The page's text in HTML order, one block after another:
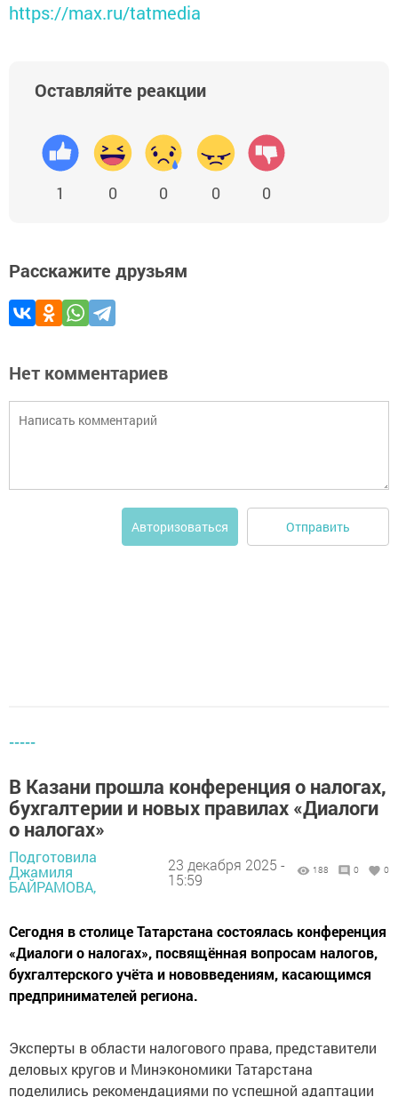
https://max.ru/tatmedia
Оставляйте реакции
1 0 0 0 0
Расскажите друзьям
Нет комментариев
Авторизоваться Отправить
-----
В Казани прошла конференция о налогах,
бухгалтерии и новых правилах «Диалоги
о налогах»
Подготовила
Джамиля
БАЙРАМОВА,
23 декабря 2025 -
15:59
188 0 0
Сегодня в столице Татарстана состоялась конференция
«Диалоги о налогах», посвящённая вопросам налогов,
бухгалтерского учёта и нововведениям, касающимся
предпринимателей региона.
Эксперты в области налогового права, представители
деловых кругов и Минэкономики Татарстана
поделились рекомендациями по успешной адаптации